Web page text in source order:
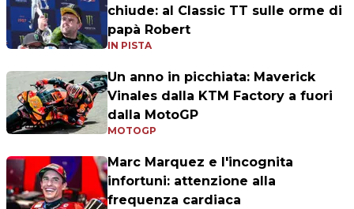
chiude: al Classic TT sulle orme di
papà Robert
IN PISTA
Un anno in picchiata: Maverick
Vinales dalla KTM Factory a fuori
dalla MotoGP
MOTOGP
Marc Marquez e l'incognita
infortuni: attenzione alla
frequenza cardiaca